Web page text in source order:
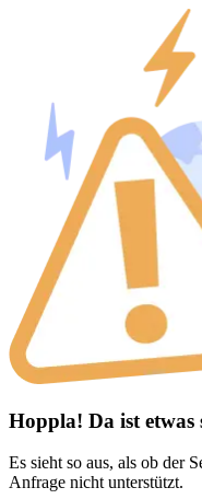
Hoppla! Da ist etwas
Es sieht so aus, als ob der
Anfrage nicht unterstützt.